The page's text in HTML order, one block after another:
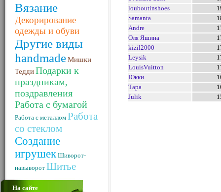
Вязание
Декорирование
одежды и обуви
Другие виды
handmadeМишки
ТеддиПодарки к
праздникам,
поздравления
Работа с бумагой
Работа с металлом Работа
со стеклом
Создание
игрушек Шиворот-
навыворот Шитье
На сайте
louboutinshoes
Samanta
Andre
Оля Яшина
kizil2000
Leysik
LouisVuitton
Юкки
Тара
Julik